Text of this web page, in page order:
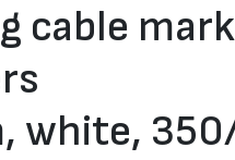
cable
white,